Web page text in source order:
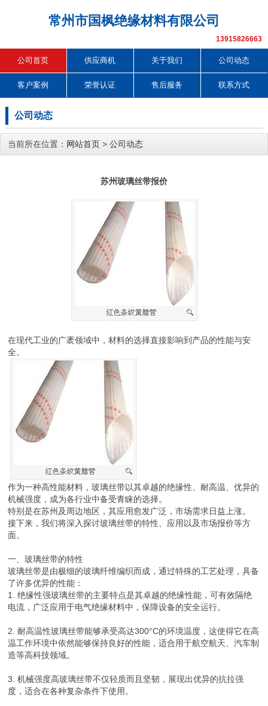
常州市国枫绝缘材料有限公司
13915826663
公司首页 供应商机 关于我们 公司动态
客户案例 荣誉认证 售后服务 联系方式
公司动态
当前所在位置： 网站首页 > 公司动态
苏州玻璃丝带报价
在现代工业的广袤领域中，材料的选择直接影响到产品的性能与安
全。
作为一种高性能材料，玻璃丝带以其卓越的绝缘性、耐高温、优异的
机械强度，成为各行业中备受青睐的选择。
特别是在苏州及周边地区，其应用愈发广泛，市场需求日益上涨。
接下来，我们将深入探讨玻璃丝带的特性、应用以及市场报价等方
面。
一、玻璃丝带的特性
玻璃丝带是由极细的玻璃纤维编织而成，通过特殊的工艺处理，具备
了许多优异的性能：
1. 绝缘性强玻璃丝带的主要特点是其卓越的绝缘性能，可有效隔绝
电流，广泛应用于电气绝缘材料中，保障设备的安全运行。
2. 耐高温性玻璃丝带能够承受高达300°C的环境温度，这使得它在高
温工作环境中依然能够保持良好的性能，适合用于航空航天、汽车制
造等高科技领域。
3. 机械强度高玻璃丝带不仅轻质而且坚韧，展现出优异的抗拉强
度，适合在各种复杂条件下使用。